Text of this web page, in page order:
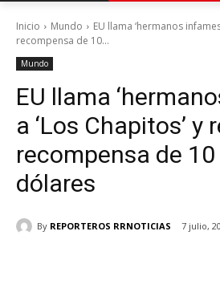
Inicio Mundo
EU llama ‘hermanos
recompensa de 10...
Mundo
EU llama
a ‘Los Chapitos’ y
recompensa de
dólares
By REPORTEROS RRNOTICIAS 7 julio,